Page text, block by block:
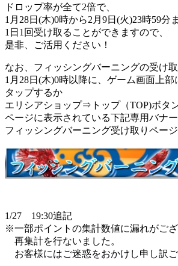
ドロップ率が全て2倍で、
1月28日(木)0時から2月9日(火)23時59分
1日1回受け取ることができますので、
是非、ご活用ください！
なお、フィッシングバーニングの受け
1月28日(木)0時以降に、ゲーム画面上
タップするか
エリシアショップ⇒トップ（TOP)ボタ
ページに表示されている下記専用バナ
フィッシングバーニング受け取りページ
1/27 19:30追記
※一部ポイントの集計数値に漏れがござ
再集計を行ないました。
お客様にはご迷惑をおかけし申し訳ご